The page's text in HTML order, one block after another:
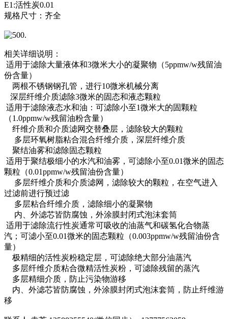
E1:活性炭0.01
规格尺寸：齐全
相关详细说明：
适用于滤除大量液体和3微米大小的凝聚物（5ppmw/w残留油
份含量）
两根不锈钢钢孔管，进行10微米机械分离
深层纤维介质滤除3微米的固态和液态颗粒
适用于滤除液态水和油：可滤除小至1微米大的固颗粒
（1.0ppmw/w残留油粉含量）
纤维介质和介质滤网交替叠层，滤除较大的颗粒
多层环氧树脂粘合混合纤维介质，深层纤维介质
聚结油雾和滤除固态颗粒
适用于聚结极细小的水汽和油雾，可滤除小至0.01微米的固态
颗粒（0.01ppmw/w残留油份含量）
多层纤维介质和介质滤网，滤除较大的颗粒，在空气进入
过滤前进行预过滤
多层粘合纤维介质，滤除细小的凝聚物
内、外滤芯皆防腐蚀，外涂膜封闭式泡沫套筒
适用于滤除流行性炭通常可吸收的油蒸气和碳氢化合物蒸
汽；可滤小至0.01微米的固态颗粒（0.003ppmw/w残留油份含
量）
极精细的活性炭粉稳定层，可滤除绝大部分油蒸汽
多层纤维介质粘合微精活性炭粉，可滤除残留的蒸汽
多层精细介质，防止污染物游移
内、外滤芯皆防腐蚀，外涂膜封闭式泡沫套筒，防止纤维游
移